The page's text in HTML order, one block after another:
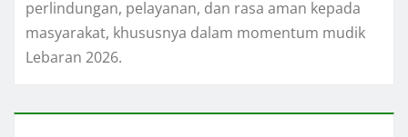
perlindungan, pelayanan, dan rasa aman kepada
masyarakat, khususnya dalam momentum mudik
Lebaran 2026.